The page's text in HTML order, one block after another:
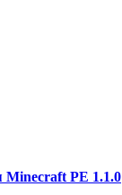
PE 1.1.0